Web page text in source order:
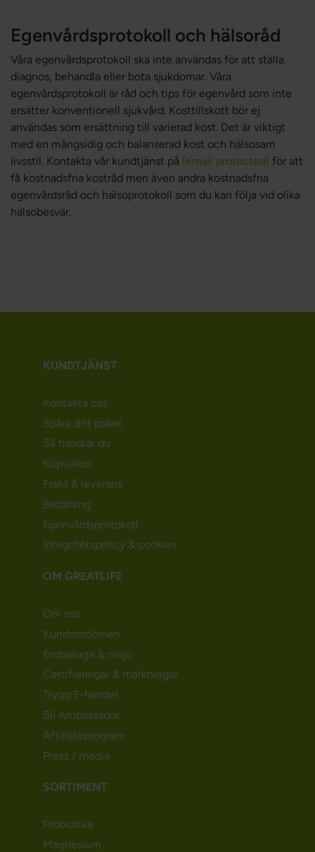
Egenvårdsprotokoll och hälsoråd
Våra egenvårdsprotokoll ska inte användas för att ställa
diagnos, behandla eller bota sjukdomar. Våra
egenvårdsprotokoll är råd och tips för egenvård som inte
ersätter konventionell sjukvård. Kosttillskott bör ej
användas som ersättning till varierad kost. Det är viktigt
med en mångsidig och balanserad kost och hälsosam
livsstil. Kontakta vår kundtjänst på [email protected] för att
få kostnadsfria kostråd men även andra kostnadsfria
egenvårdsråd och hälsoprotokoll som du kan följa vid olika
hälsobesvär.
KUNDTJÄNST
Kontakta oss
Spåra ditt paket
Så handlar du
Köpvillkor
Frakt & leverans
Betalning
Egenvårdsprotokoll
Integritetspolicy & cookies
OM GREATLIFE
Om oss
Kundomdömen
Emballage & miljö
Certifieringar & märkningar
Trygg E-handel
Bli Ambassadör
Affiliateprogram
Press / media
SORTIMENT
Probiotika
Magnesium